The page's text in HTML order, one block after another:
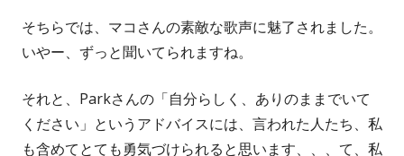
そちらでは、マコさんの素敵な歌声に魅了されました。
いやー、ずっと聞いてられますね。
それと、Parkさんの「自分らしく、ありのままでいて
ください」というアドバイスには、言われた人たち、私
も含めてとても勇気づけられると思います、、、て、私